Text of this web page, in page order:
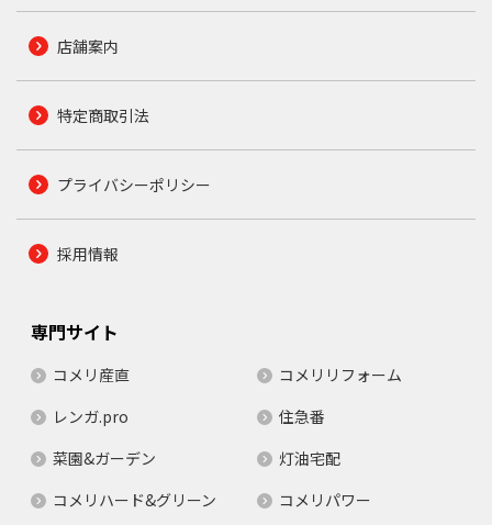
店舗案内
特定商取引法
プライバシーポリシー
採用情報
専門サイト
コメリ産直
コメリリフォーム
レンガ.pro
住急番
菜園&ガーデン
灯油宅配
コメリハード&グリーン
コメリパワー